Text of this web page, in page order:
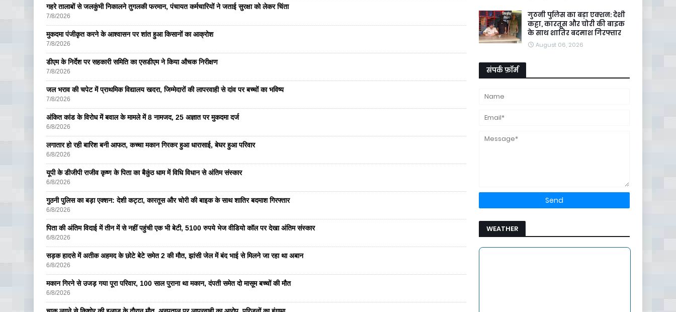
गहरे तालाबों से जलकुंभी निकालने तुगलकी फरमान, पंचायत कर्मचारियों ने जताई सुरक्षा को लेकर चिंता
7/8/2026
मुकदमा पंजीकृत करने के आश्वासन पर शांत हुआ किसानों का आक्रोश
7/8/2026
डीएम के निर्देश पर सहकारी समिति का एसडीएम ने किया औचक निरीक्षण
7/8/2026
जल भराव की चपेट में प्राथमिक विद्यालय खदरा, जिम्मेदारों की लापरवाही से दांव पर बच्चों का भविष्य
7/8/2026
अंकित कांड के विरोध में बवाल के मामले में 8 नामजद, 25 अज्ञात पर मुकदमा दर्ज
6/8/2026
लगातार हो रही बारिश बनी आफत, कच्चा मकान गिरकर हुआ धारासाई, बेघर हुआ परिवार
6/8/2026
यूपी के डीजीपी राजीव कृष्ण के पिता का बैकुंठ धाम में विधि विधान से अंतिम संस्कार
6/8/2026
गुठनी पुलिस का बड़ा एक्शन: देशी कट्टा, कारतूस और चोरी की बाइक के साथ शातिर बदमाश गिरफ्तार
6/8/2026
पिता की अंतिम विदाई में तीन में से नहीं पहुंची एक भी बेटी, 5100 रुपये भेज वीडियो कॉल पर देखा अंतिम संस्कार
6/8/2026
सड़क हादसे में अतीक अहमद के छोटे बेटे समेत 2 की मौत, झांसी जेल में बंद भाई से मिलने जा रहा था अबान
6/8/2026
मकान गिरने से उजड़ गया पूरा परिवार, 100 साल पुराना था मकान, दंपती समेत दो मासूम बच्चों की मौत
6/8/2026
गुठनी पुलिस का बड़ा एक्शन: देशी
कट्टा, कारतूस और चोरी की बाइक
के साथ शातिर बदमाश गिरफ्तार
August 06, 2026
संपर्क फ़ॉर्म
WEATHER